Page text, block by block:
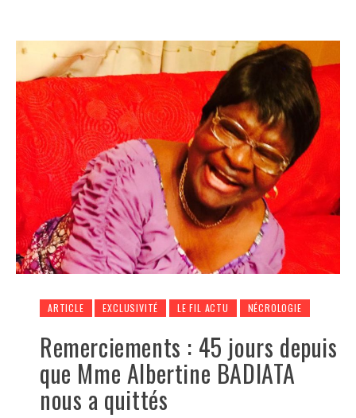
ARTICLE EXCLUSIVITÉ LE FIL ACTU NÉCROLOGIE
Remerciements : 45 jours depuis
que Mme Albertine BADIATA
nous a quittés